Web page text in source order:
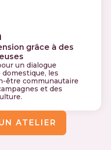
grâce à des
un dialogue
les
être communautaire
et des
ATELIER